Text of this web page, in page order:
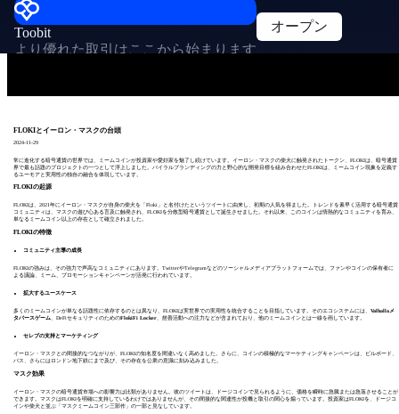
Toobit
より優れた取引はここから始まります
オープン
FLOKIとイーロン・マスクの台頭
2024-11-29
常に進化する暗号通貨の世界では、ミームコインが投資家や愛好家を魅了し続けています。イーロン・マスクの柴犬に触発されたトークン、FLOKIは、暗号通貨
界で最も話題のプロジェクトの一つとして浮上しました。バイラルブランディングの力と野心的な開発目標を組み合わせたFLOKIは、ミームコイン現象を定義す
るユーモアと実用性の独自の融合を体現しています。
FLOKIの起源
FLOKIは、2021年にイーロン・マスクが自身の柴犬を「Floki」と名付けたというツイートに由来し、初期の人気を得ました。トレンドを素早く活用する暗号通貨
コミュニティは、マスクの遊び心ある言及に触発され、FLOKIを分散型暗号通貨として誕生させました。それ以来、このコインは情熱的なコミュニティを育み、
単なるミームコイン以上の存在として確立されました。
FLOKIの特徴
コミュニティ主導の成長
FLOKIの強みは、その強力で声高なコミュニティにあります。TwitterやTelegramなどのソーシャルメディアプラットフォームでは、ファンやコインの保有者に
よる議論、ミーム、プロモーションキャンペーンが活発に行われています。
拡大するユースケース
多くのミームコインが単なる話題性に依存するのとは異なり、FLOKIは実世界での実用性を統合することを目指しています。そのエコシステムには、 Valhallaメ
タバースゲーム
、DeFiセキュリティのためのFlokiFi Locker、慈善活動への注力などが含まれており、他のミームコインとは一線を画しています。
セレブの支持とマーケティング
イーロン・マスクとの間接的なつながりが、FLOKIの知名度を間違いなく高めました。さらに、コインの積極的なマーケティングキャンペーンは、ビルボード、
バス、さらにはロンドン地下鉄にまで及び、その存在を公衆の意識に刻み込みました。
マスク効果
イーロン・マスクの暗号通貨市場への影響力は比類がありません。彼のツイートは、ドージコインで見られるように、価格を瞬時に急騰または急落させることが
できます。マスクはFLOKIを明確に支持しているわけではありませんが、その間接的な関連性が投機と取引の関心を煽っています。投資家はFLOKIを、ドージコ
インや柴犬と並ぶ「マスクミームコイン三部作」の一部と見なしています。